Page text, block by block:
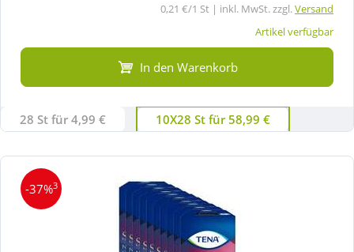
0,21 €/1 St | inkl. MwSt. zzgl.Versand
Artikel verfügbar
In den Warenkorb
28 St für 4,99 € 10X28 St für 58,99 €
-37%3